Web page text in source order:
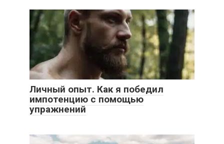
Личный опыт. Как я победил
импотенцию с помощью
упражнений